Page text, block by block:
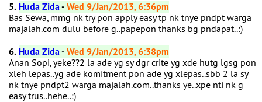
5. Huda Zida-Wed 9/Jan/2013, 6:36pm
Bas Sewa, mmg nk try pon apply easy tp nk tnye pndpt warga
majalah.com dulu before g..papepon thanks bg pndapat..:)
6. Huda Zida-Wed 9/Jan/2013, 6:38pm
Anan Sopi, yeke??2 la ade yg sy dgr crite yg xde hutg lgsg pon
xleh lepas..yg ade komitment pon ade yg xlepas..sbb 2 la sy
nk tnye pndpt2 warga majalah.com..thanks ye..xpe nti nk g
easy trus..hehe..:)